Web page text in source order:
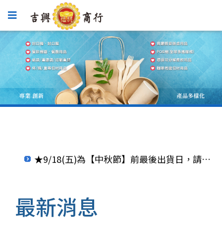
★9/18(五)為【中秋節】前最後出貨日，請提早備貨。部分商品9/22(二)前可接單但要連假後才能出貨呦^^
★9/18(五)為【中秋節】前最後出貨日，請提早備貨。部分商品9/22(二)前可接單但要連假後才能出貨呦^^
最新消息